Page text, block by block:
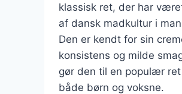
klassisk ret, der har
af dansk madkultur i
Den er kendt for sin
konsistens og milde
gør den til en populær
både børn og voksne.